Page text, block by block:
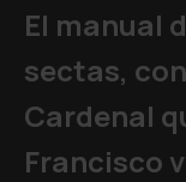
El manual
sectas,
Cardenal
Francisco